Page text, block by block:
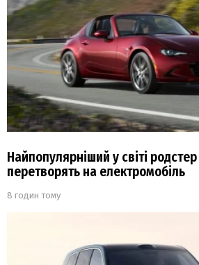
Найпопулярніший у світі
перетворять на електромобіль
8 годин тому